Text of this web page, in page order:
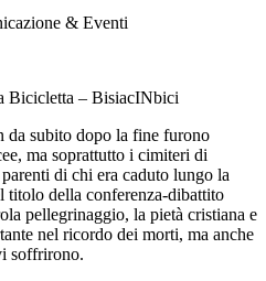
& Eventi
Bicicletta – BisiacINbici
da subito dopo la fine furono
ma soprattutto i cimiteri di
di chi era caduto lungo la
titolo della conferenza-dibattito
pellegrinaggio, la pietà cristiana e
nel ricordo dei morti, ma anche
soffrirono.